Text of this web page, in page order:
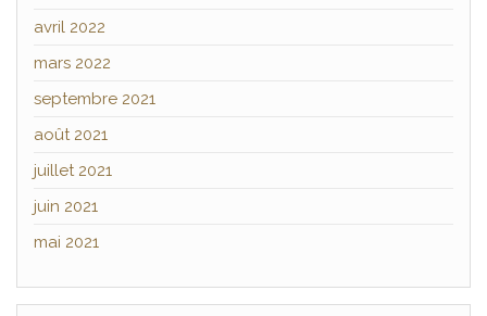
avril 2022
mars 2022
septembre 2021
août 2021
juillet 2021
juin 2021
mai 2021